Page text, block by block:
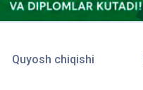
Quyosh chiqishi